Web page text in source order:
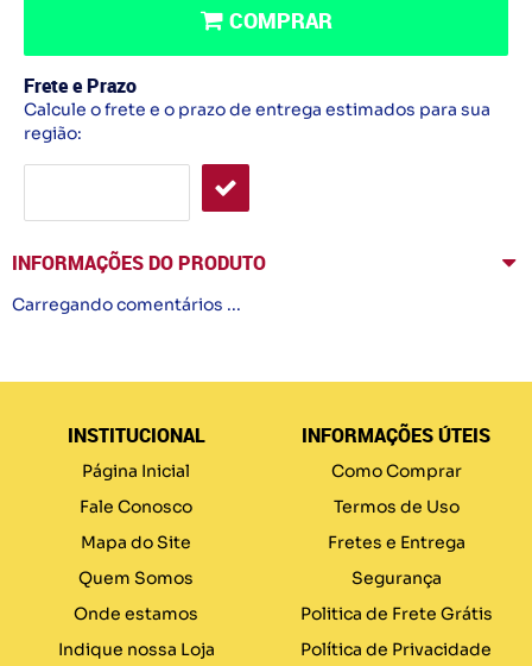
COMPRAR
Frete e Prazo
Calcule o frete e o prazo de entrega estimados para sua
região:
INFORMAÇÕES DO PRODUTO
Carregando comentários ...
INSTITUCIONAL
Página Inicial
Fale Conosco
Mapa do Site
Quem Somos
Onde estamos
Indique nossa Loja
INFORMAÇÕES ÚTEIS
Como Comprar
Termos de Uso
Fretes e Entrega
Segurança
Politica de Frete Grátis
Política de Privacidade